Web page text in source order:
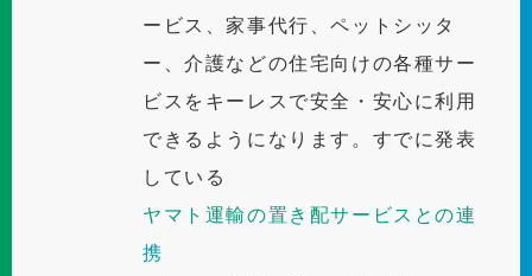
ービス、家事代行、ペットシッタ
ー、介護などの住宅向けの各種サー
ビスをキーレスで安全・安心に利用
できるようになります。すでに発表
している
ヤマト運輸の置き配サービスとの連
携